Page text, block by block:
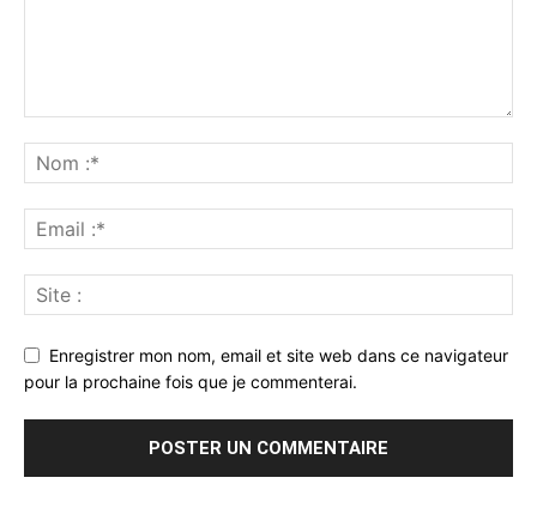
Enregistrer mon nom, email et site web dans ce navigateur
pour la prochaine fois que je commenterai.